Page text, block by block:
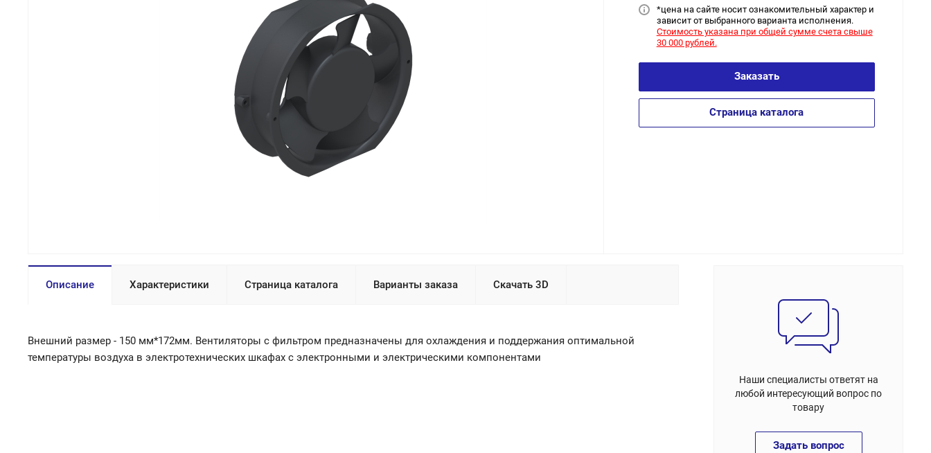
*цена на сайте носит ознакомительный характер и
зависит от выбранного варианта исполнения.
Стоимость указана при общей сумме счета свыше
30 000 рублей.
Заказать
Страница каталога
Описание Характеристики Страница каталога Варианты заказа Скачать 3D
Внешний размер - 150 мм*172мм. Вентиляторы с фильтром предназначены для охлаждения и поддержания оптимальной
температуры воздуха в электротехнических шкафах с электронными и электрическими компонентами
Наши специалисты ответят на
любой интересующий вопрос по
товару
Задать вопрос